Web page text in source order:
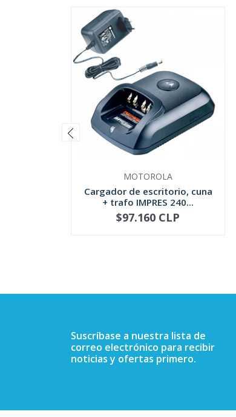
MOTOROLA
Cargador de escritorio, cuna
+ trafo IMPRES 240...
+
$97.160 CLP
Suscríbase a nuestra lista de
correo electrónico para recibir
noticias y ofertas primero.